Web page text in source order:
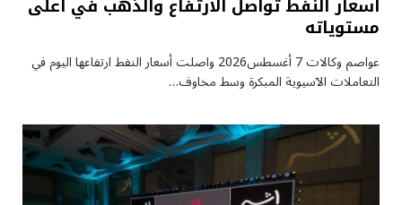
أسعار النفط تواصل الارتفاع والذهب في أعلى
مستوياته
عواصم وكالات 7 أغسطس2026 واصلت أسعار ⁠النفط ارتفاعها اليوم في
التعاملات الآسيوية المبكرة وسط مخاوف…